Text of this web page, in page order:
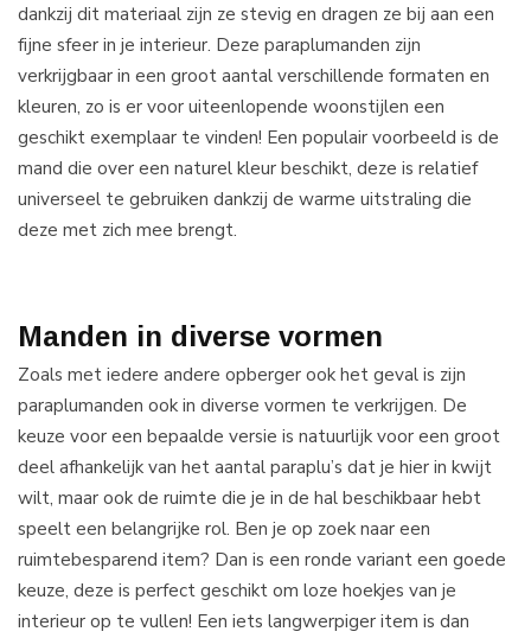
dankzij dit materiaal zijn ze stevig en dragen ze bij aan een
fijne sfeer in je interieur. Deze paraplumanden zijn
verkrijgbaar in een groot aantal verschillende formaten en
kleuren, zo is er voor uiteenlopende woonstijlen een
geschikt exemplaar te vinden! Een populair voorbeeld is de
mand die over een naturel kleur beschikt, deze is relatief
universeel te gebruiken dankzij de warme uitstraling die
deze met zich mee brengt.
Manden in diverse vormen
Zoals met iedere andere opberger ook het geval is zijn
paraplumanden ook in diverse vormen te verkrijgen. De
keuze voor een bepaalde versie is natuurlijk voor een groot
deel afhankelijk van het aantal paraplu’s dat je hier in kwijt
wilt, maar ook de ruimte die je in de hal beschikbaar hebt
speelt een belangrijke rol. Ben je op zoek naar een
ruimtebesparend item? Dan is een ronde variant een goede
keuze, deze is perfect geschikt om loze hoekjes van je
interieur op te vullen! Een iets langwerpiger item is dan